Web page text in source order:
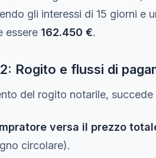
gli interessi di 15 giorni e
essere 162.450 €.
Rogito e flussi di
del rogito notarile,
versa il prezzo
circolare).